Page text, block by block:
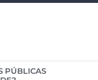
PÚBLICAS